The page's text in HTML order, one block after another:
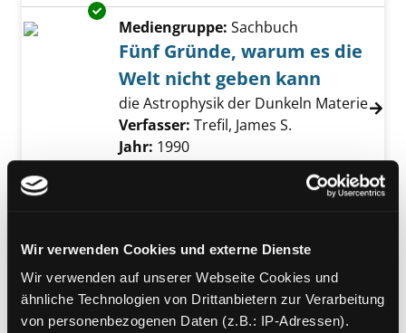
Wir verwenden Cookies und externe Dienste
Wir verwenden auf unserer Webseite Cookies und
ähnliche Technologien von Drittanbietern zur Verarbeitung
von personenbezogenen Daten (z.B.: IP-Adressen).
Exemplar-Details von Fünf Gründe, warum
Mediengruppe: Sachbuch
Fünf Gründe, warum es die
Welt nicht geben kann
die Astrophysik der Dunkeln Materie
Verfasser: Trefil, James S.
Jahr: 1990
Exemplar-Details von Das Elektron im
Das Elektron im
Swimmingpool
Geschichten aus der unglaublichen
Welt der Quantenphysik